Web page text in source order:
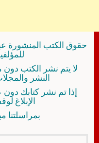
حقوق الكتب المنشورة
لا يتم نشر الكتب
النشر
إذا تم نشر كتابك دون
الإبلاغ
بمراسلتنا